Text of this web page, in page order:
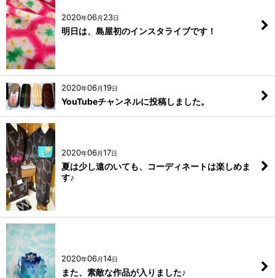
2020年06月 23日
明日は、島屋初のインスタライブです！
2020年06月19日
YouTubeチャンネルに投稿しました。
2020年06月17日
夏は少し遠のいても、コーディネートは楽しめま
す♪
2020年06月14日
また、素敵な作品が入りました♪